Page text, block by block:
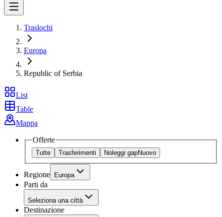
Traslochi
Europa
Republic of Serbia
List
Table
Mappa
Offerte
Tutte Trasferimenti Noleggi gapNuovo
Regione Europa
Parti da
Seleziona una città
Destinazione